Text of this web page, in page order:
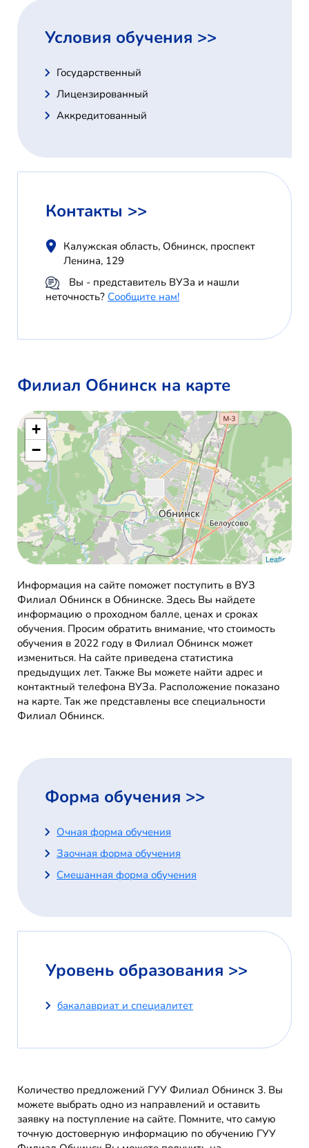
Условия обучения >>
Государственный
Лицензированный
Аккредитованный
Контакты >>
Калужская область, Обнинск, проспект
Ленина, 129
Вы - представитель ВУЗа и нашли
неточность? Сообщите нам!
Филиал Обнинск на карте
+
−
Leaflet
Информация на сайте поможет поступить в ВУЗ
Филиал Обнинск в Обнинске. Здесь Вы найдете
информацию о проходном балле, ценах и сроках
обучения. Просим обратить внимание, что стоимость
обучения в 2022 году в Филиал Обнинск может
измениться. На сайте приведена статистика
предыдущих лет. Также Вы можете найти адрес и
контактный телефона ВУЗа. Расположение показано
на карте. Так же представлены все специальности
Филиал Обнинск.
Форма обучения >>
Очная форма обучения
Заочная форма обучения
Смешанная форма обучения
Уровень образования >>
бакалавриат и специалитет
Количество предложений ГУУ Филиал Обнинск 3. Вы
можете выбрать одно из направлений и оставить
заявку на поступление на сайте. Помните, что самую
точную достоверную информацию по обучению ГУУ